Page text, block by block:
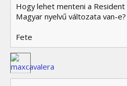
Hogy lehet menteni a Resident
Magyar nyelvű változata van-e?
Fete